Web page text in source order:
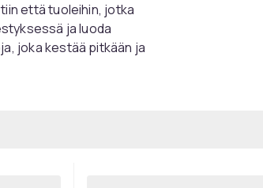
että tuoleihin, jotka
ja luoda
joka kestää pitkään ja